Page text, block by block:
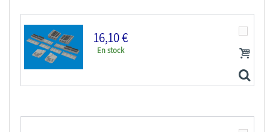
Eduard kit d'amelioration avion brassin Print...
16,10 €
En stock